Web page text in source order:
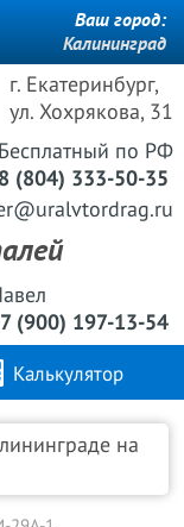
г. Екатеринбург,
ул. Хохрякова, 31
(900) 197-13-54
Бесплатный по РФ
8 (804) 333-50-35
Ваш город:
Калининград
Калькулятор
на